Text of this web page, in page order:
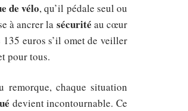
de vélo, qu’il pédale seul ou
à ancrer la sécurité au cœur
135 euros s’il omet de veiller
pour tous.
chaque situation
devient incontournable. Ce